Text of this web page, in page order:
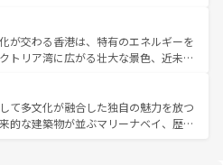
ンミー、ベトナムコーヒーなどは、ぜ
。どの地域を訪れてもあたたかい人々
れるので、きっと忘れられない旅にな
る。北部ではチェンマイなどの山岳地
、南部ではプーケットやクラビの美し
気分を楽しむことができる。タイ料理
中温暖で、どの季節にも異なる楽しみ
みやすいタイの人々、仏教を中心とし
な観光資源が、訪れる旅人を魅了し続
が交わる香港は、特有のエネルギーを
トリア湾に広がる壮大な景色、近未来
感動するはず。観光スポットが密集し
どころを回れるのも魅力。息をのむよ
な体験まで、香港を存分に楽しみ尽く
て多文化が融合した独自の魅力を放つ
的な建築物が並ぶマリーナベイ、歴史